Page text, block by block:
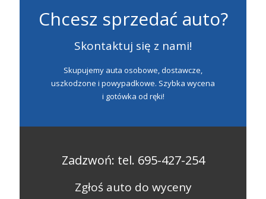
Chcesz sprzedać auto?
Skontaktuj się z nami!
Skupujemy auta osobowe, dostawcze,
uszkodzone i powypadkowe. Szybka wycena
i gotówka od ręki!
Zadzwoń: tel. 695-427-254
Zgłoś auto do wyceny